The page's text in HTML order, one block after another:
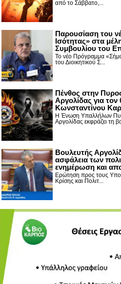
από το Σάββατο,...
Παρουσίαση του
Ισότητας» στα
Συμβουλίου του
Το νέο Πρόγραμμα
του Διοικητικού Σ...
Πένθος στην
Αργολίδας για
Κωνσταντίνου
Η Ένωση Υπαλλήλων
Αργολίδας εκφράζει τη
Βουλευτής
ασφάλεια των
ενημέρωση και
Ερώτηση προς τους
Κρίσης και Πολιτ...